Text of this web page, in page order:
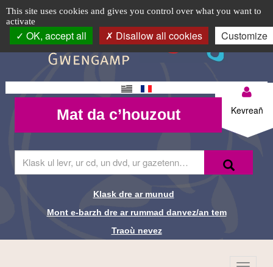
Cookie management panel
This site uses cookies and gives you control over what you want to
activate
OK, accept all Disallow all cookies Customize
TPL_C3RB_RGAA_EVITEMENT_MENU
TPL_C3RB_RGAA_EVITEMENT_CONTENT
TPL_C3RB_RGAA_EVITEMENT_LOGIN
Abadennoù
da
zont
Logo
top-
BR
Changement
de langue
Mon
compte-
Kevreañ
Mat da
c’houzout
Mat da c’houzout
Recherche-
Br
al
Liens de
Klask dre ar munud
Mont e-barzh dre ar rummad danvez/an tem
Traoù nevez